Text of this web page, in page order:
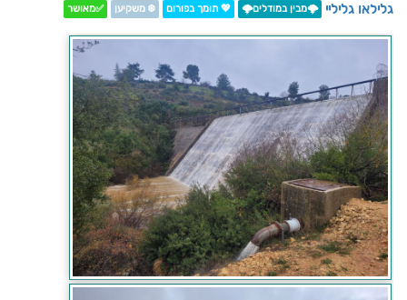
גלילאו גליליי 🌩️מבין במודלים🌩️ 💖 תומך בפורום ❄️ משקיען ✅מאושר